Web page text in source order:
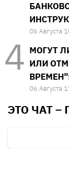
06 Августа
МОГУТ
ИЛИ
06 Августа
ЭТО ЧАТ